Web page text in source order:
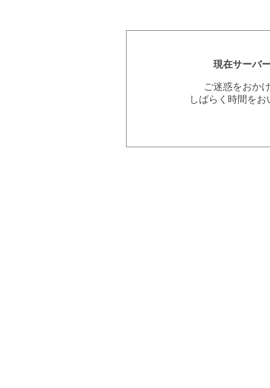
現在サーバ
ご迷惑をおか
しばらく時間を